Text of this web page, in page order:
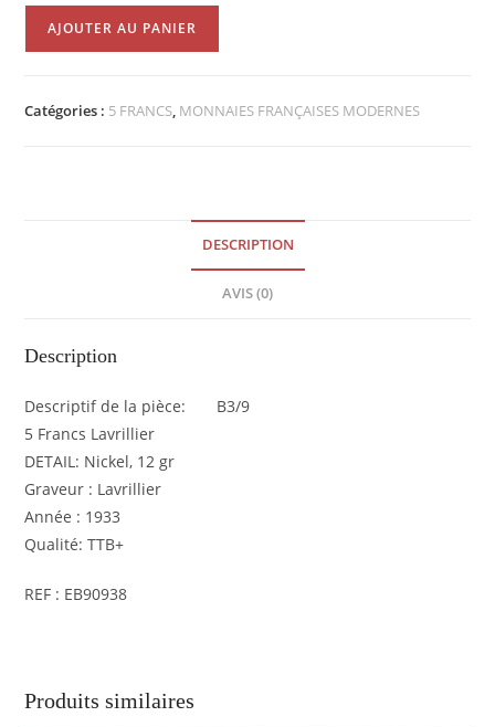
Francs
AJOUTER AU PANIER
Catégories : 5 FRANCS, MONNAIES FRANÇAISES MODERNES
DESCRIPTION
AVIS (0)
Description
Descriptif de la pièce: B3/9
5 Francs Lavrillier
DETAIL: Nickel, 12 gr
Graveur : Lavrillier
Année : 1933
Qualité: TTB+
REF : EB90938
Produits similaires